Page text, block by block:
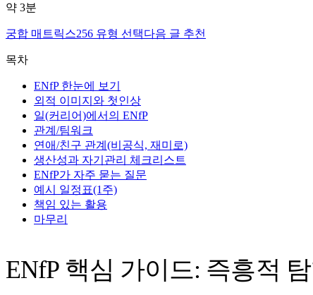
약 3분
궁합 매트릭스256 유형 선택다음 글 추천
목차
ENfP 한눈에 보기
외적 이미지와 첫인상
일(커리어)에서의 ENfP
관계/팀워크
연애/친구 관계(비공식, 재미로)
생산성과 자기관리 체크리스트
ENfP가 자주 묻는 질문
예시 일정표(1주)
책임 있는 활용
마무리
ENfP 핵심 가이드: 즉흥적